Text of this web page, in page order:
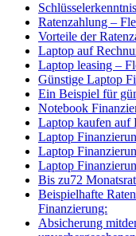
Ratenzahlung –
Vorteile der
Laptop auf
Laptop leasing –
Günstige Laptop
Ein Beispiel für
Notebook
Laptop kaufen auf
Laptop
Laptop
Laptop
Bis zu72
Beispielhafte
Finanzierung:
Absicherung